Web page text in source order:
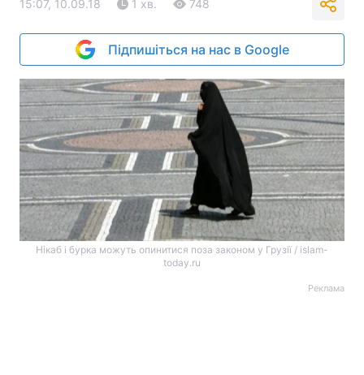
15:07, 10.09.18 1 хв. 748
Підпишіться на нас в Google
Нікаб і бурка можуть опинитися поза законом у Грузії / islam-
today.ru
Реклама